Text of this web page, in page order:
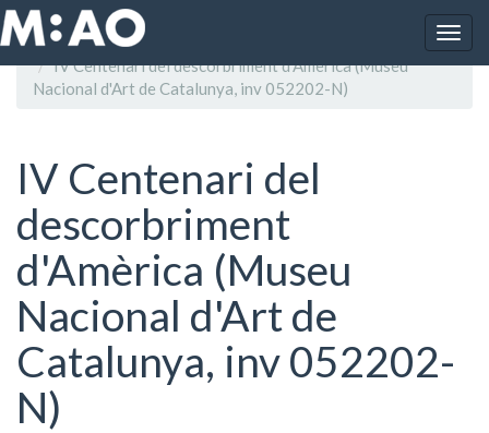
Vés al contingut
Inici
IV Centenari del descorbriment d'Amèrica (Museu
Nacional d'Art de Catalunya, inv 052202-N)
IV Centenari del
descorbriment
d'Amèrica (Museu
Nacional d'Art de
Catalunya, inv 052202-
N)